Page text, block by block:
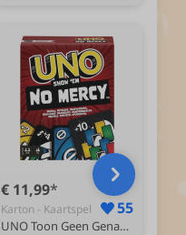
€ 11,99
Karton - Kaartspel 55
UNO Toon Geen Genade - UNO No Mercy - Kaartspel